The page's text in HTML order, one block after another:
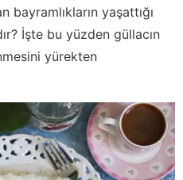
bayramlıkların yaşattığı
İşte bu yüzden güllacın
yürekten